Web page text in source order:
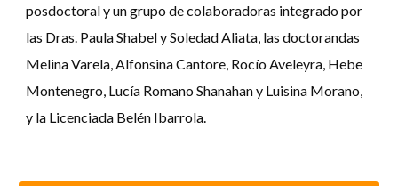
posdoctoral y un grupo de colaboradoras integrado por
las Dras. Paula Shabel y Soledad Aliata, las doctorandas
Melina Varela, Alfonsina Cantore, Rocío Aveleyra, Hebe
Montenegro, Lucía Romano Shanahan y Luisina Morano,
y la Licenciada Belén Ibarrola.